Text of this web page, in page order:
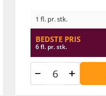
1 fl. pr. stk.
BEDSTE PRIS
6 fl. pr. stk.